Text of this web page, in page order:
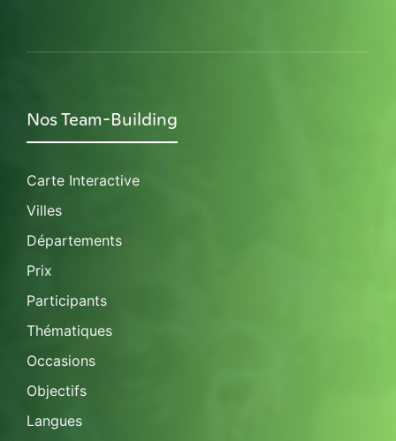
Nos Team-Building
Carte Interactive
Villes
Départements
Prix
Participants
Thématiques
Occasions
Objectifs
Langues